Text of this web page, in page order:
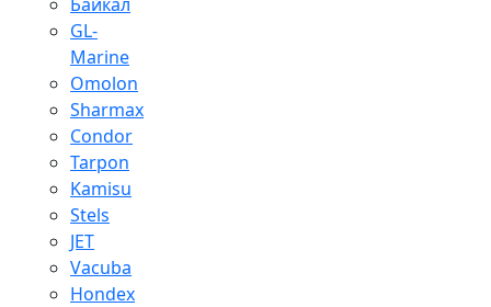
GL-
Marine
Omolon
Sharmax
Condor
Tarpon
Kamisu
Stels
JET
Vacuba
Hondex